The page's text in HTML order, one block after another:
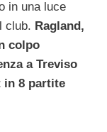
in una luce
club. Ragland,
colpo
a Treviso
in 8 partite